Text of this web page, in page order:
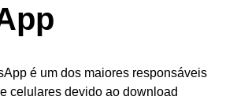
é um dos maiores responsáveis
celulares devido ao download